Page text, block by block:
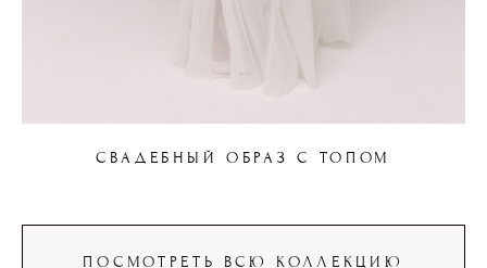
СВАДЕБНЫЙ ОБРАЗ С ТОПОМ
ПОСМОТРЕТЬ ВСЮ КОЛЛЕКЦИЮ